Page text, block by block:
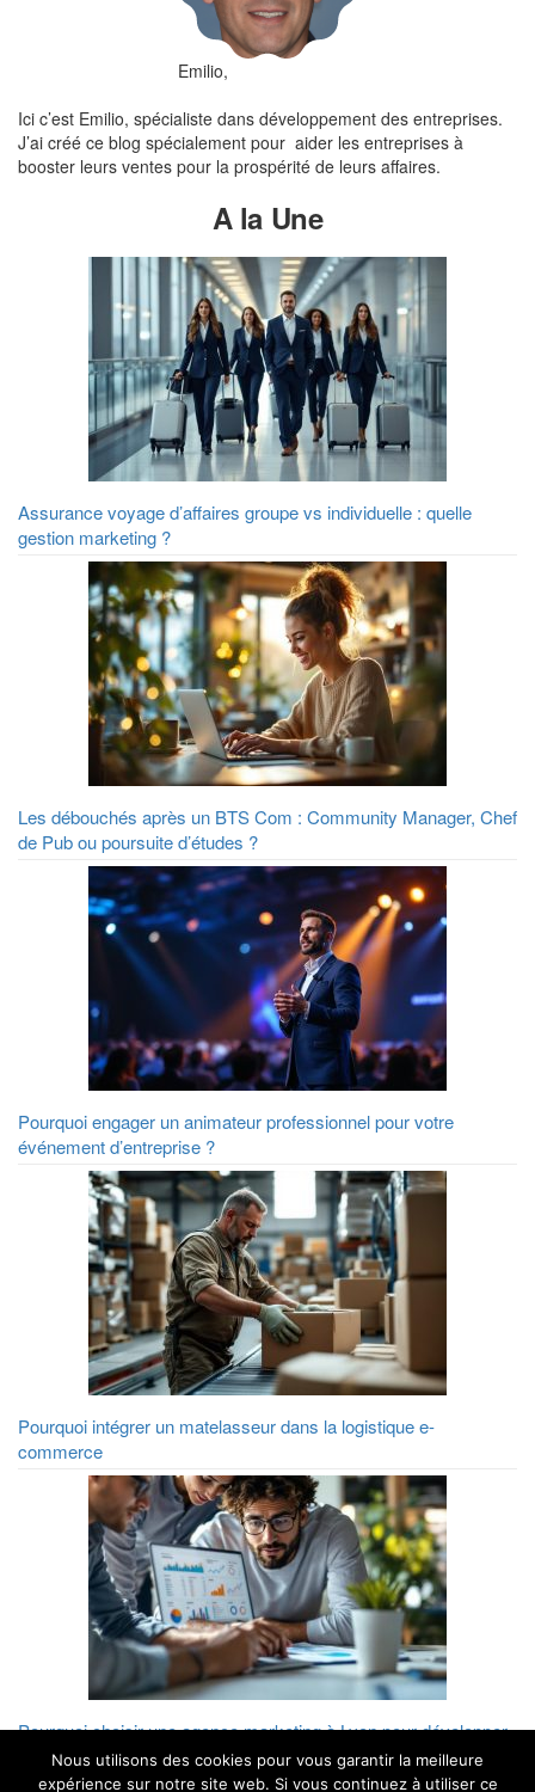
Emilio,
Ici c’est Emilio, spécialiste dans développement des entreprises.
J’ai créé ce blog spécialement pour aider les entreprises à
booster leurs ventes pour la prospérité de leurs affaires.
A la Une
Assurance voyage d’affaires groupe vs individuelle : quelle
gestion marketing ?
Les débouchés après un BTS Com : Community Manager, Chef
de Pub ou poursuite d’études ?
Pourquoi engager un animateur professionnel pour votre
événement d’entreprise ?
Pourquoi intégrer un matelasseur dans la logistique e-
commerce
Pourquoi choisir une agence marketing à Lyon pour développer
sa visibilité digitale ?
Nous utilisons des cookies pour vous garantir la meilleure
expérience sur notre site web. Si vous continuez à utiliser ce